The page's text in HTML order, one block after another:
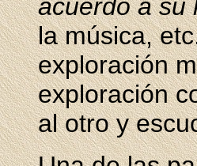
acuerdo a su
la música,
exploración
exploración
al otro y